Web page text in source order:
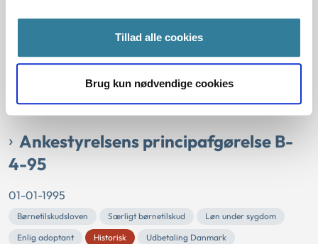
Tillad alle cookies
Brug kun nødvendige cookies
Resume:
Der kunne ikke udbetales supplerende kontanthjælp til et
ægtepar, hvor hustruen opgav sit forsørgelsesgrundlag
(kontanthjælp) for at påbegynde selvstæ...
Ankestyrelsens principafgørelse B-
4-95
01-01-1995
Børnetilskudsloven Særligt børnetilskud
Løn under sygdom
Enlig adoptant
Historisk Udbetaling Danmark